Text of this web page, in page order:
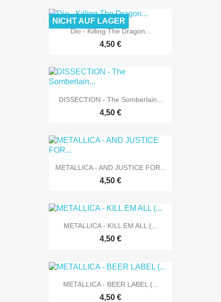
Dio - Killing The Dragon...
4,50 €
NICHT AUF LAGER
DISSECTION - The Somberlain...
4,50 €
METALLICA - AND JUSTICE FOR...
4,50 €
METALLICA - KILL EM ALL (...
4,50 €
METALLICA - BEER LABEL (...
4,50 €